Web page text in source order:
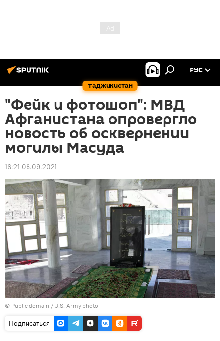
Таджикистан
РУС
"Фейк и фотошоп": МВД
Афганистана опровергло
новость об осквернении
могилы Масуда
16:21 08.09.2021
© Public domain / U.S. Army photo
Подписаться